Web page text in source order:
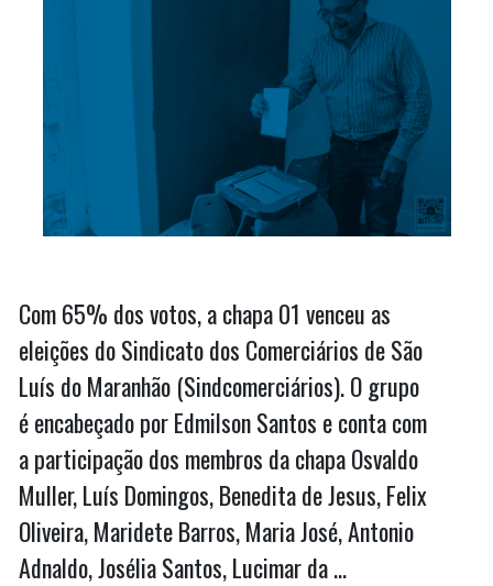
Com 65% dos votos, a chapa 01 venceu as
eleições do Sindicato dos Comerciários de São
Luís do Maranhão (Sindcomerciários). O grupo
é encabeçado por Edmilson Santos e conta com
a participação dos membros da chapa Osvaldo
Muller, Luís Domingos, Benedita de Jesus, Felix
Oliveira, Maridete Barros, Maria José, Antonio
Adnaldo, Josélia Santos, Lucimar da …